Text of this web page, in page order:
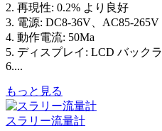
2. 再現性: 0.2% より良好
3. 電源: DC8-36V、AC85-265V
4. 動作電流: 50Ma
5. ディスプレイ: LCD バック
6....
もっと見る
スラリー流量計